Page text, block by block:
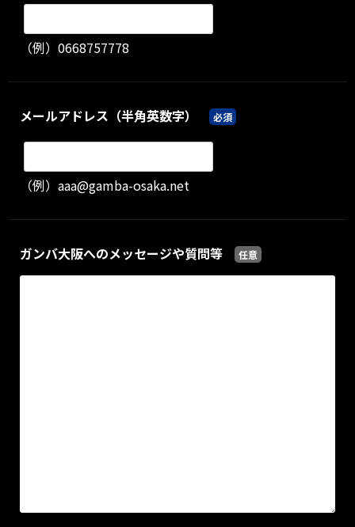
（例）0668757778
メールアドレス（半角英数字） 必須
（例）aaa@gamba-osaka.net
ガンバ大阪へのメッセージや質問等 任意